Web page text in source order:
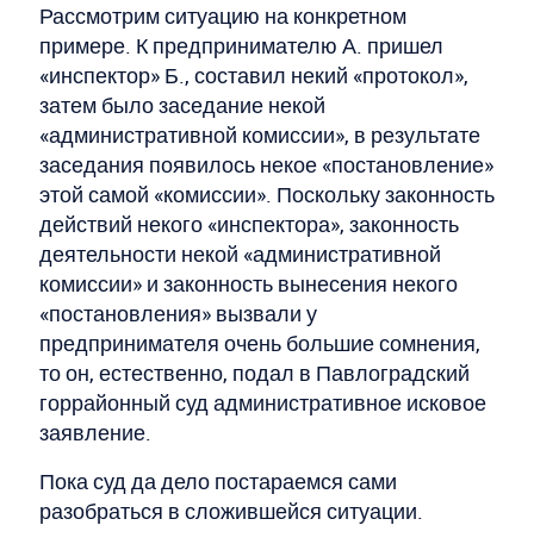
Рассмотрим ситуацию на конкретном
примере. К предпринимателю А. пришел
«инспектор» Б., составил некий «протокол»,
затем было заседание некой
«административной комиссии», в результате
заседания появилось некое «постановление»
этой самой «комиссии». Поскольку законность
действий некого «инспектора», законность
деятельности некой «административной
комиссии» и законность вынесения некого
«постановления» вызвали у
предпринимателя очень большие сомнения,
то он, естественно, подал в Павлоградский
горрайонный суд административное исковое
заявление.
Пока суд да дело постараемся сами
разобраться в сложившейся ситуации.